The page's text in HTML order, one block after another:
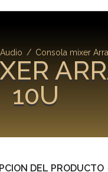
/ Consola mixer
10U
DEL PRODUCTO